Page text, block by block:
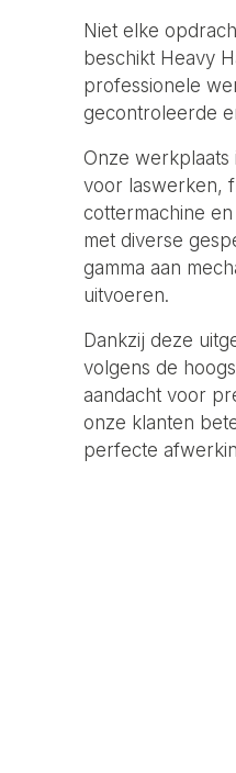
Niet elke
beschikt Heavy
professionele
gecontroleerde
Onze werkplaats
voor laswerken,
cottermachine
met diverse
gamma aan
uitvoeren.
Dankzij deze
volgens de
aandacht voor
onze klanten
perfecte